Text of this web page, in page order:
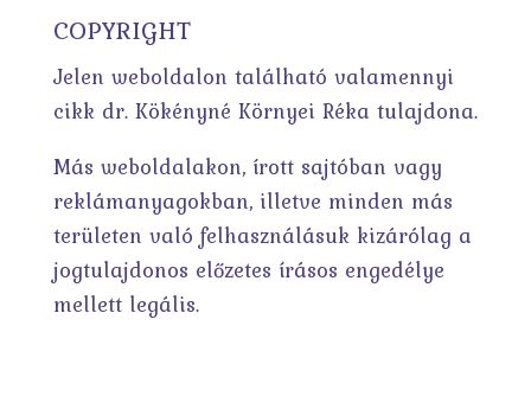
COPYRIGHT
Jelen weboldalon található valamennyi
cikk dr. Kökényné Környei Réka tulajdona.
Más weboldalakon, írott sajtóban vagy
reklámanyagokban, illetve minden más
területen való felhasználásuk kizárólag a
jogtulajdonos előzetes írásos engedélye
mellett legális.